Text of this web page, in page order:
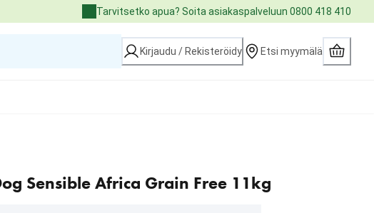
Tarvitsetko apua? Soita asiakaspalveluun 0800 418 410
Kirjaudu / Rekisteröidy Etsi myymälä
Sensible Africa Grain Free 11kg